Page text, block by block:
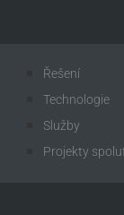
Řešení
Technologie
Služby
Projekty